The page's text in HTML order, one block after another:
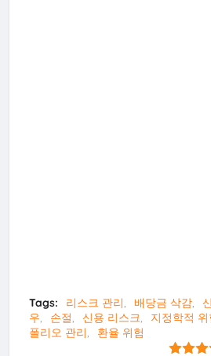
Tags: 리스크 관리 배당금 삭감
우
손절 신용 리스크 지정학적 위
폴리오 관리
환율 위험